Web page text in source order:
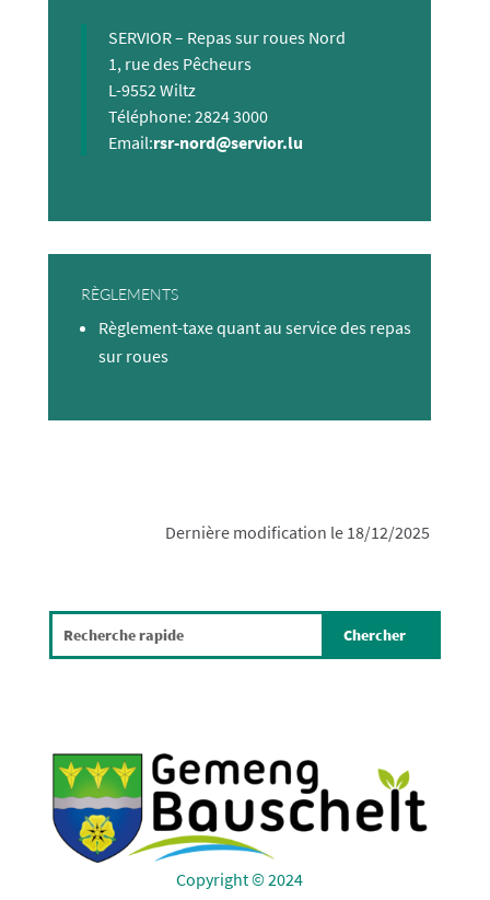
SERVIOR – Repas sur roues Nord
1, rue des Pêcheurs
L-9552 Wiltz​
Téléphone: 2824 3000
​Email:rsr-nord@servior.lu
RÈGLEMENTS
Règlement-taxe quant au service des repas
sur roues
Dernière modification le 18/12/2025
Copyright © 2024